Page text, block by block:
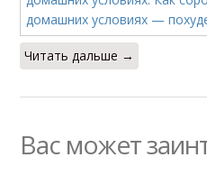
Читать дальше →
Вас может